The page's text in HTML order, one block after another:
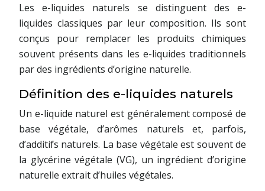
Les e-liquides naturels se distinguent des e-
liquides classiques par leur composition. Ils sont
conçus pour remplacer les produits chimiques
souvent présents dans les e-liquides traditionnels
par des ingrédients d’origine naturelle.
Définition des e-liquides naturels
Un e-liquide naturel est généralement composé de
base végétale, d’arômes naturels et, parfois,
d’additifs naturels. La base végétale est souvent de
la glycérine végétale (VG), un ingrédient d’origine
naturelle extrait d’huiles végétales.